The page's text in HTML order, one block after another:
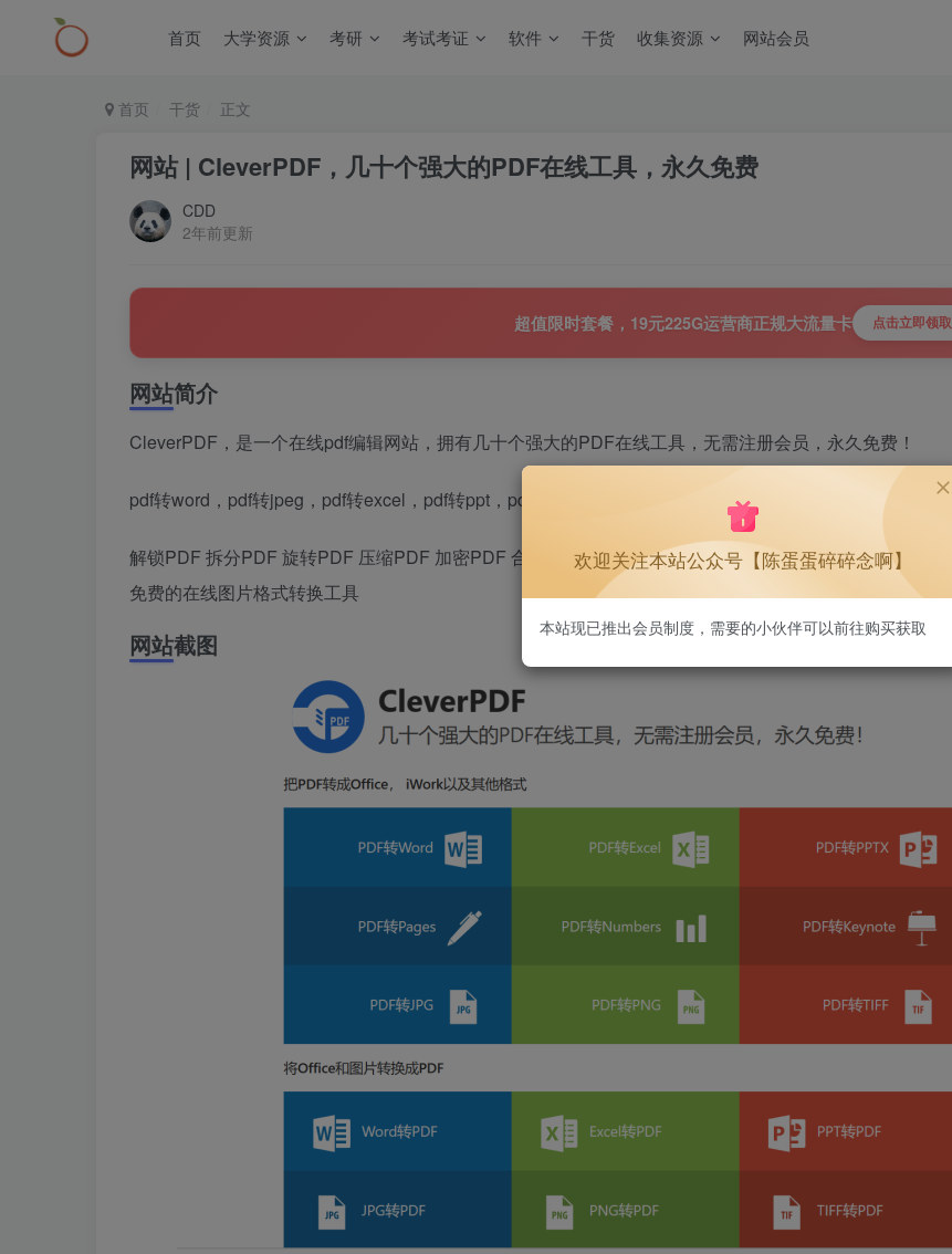
首页 大学资源 考研 考试考证 软件 干货 收集资源 网站会员
首页 干货 正文
网站 | CleverPDF，几十个强大的PDF在线工具，永久免费
CDD
2年前更新
超值限时套餐，19元225G运营商正规大流量卡 点击立即领取
网站简介
CleverPDF，是一个在线pdf编辑网站，拥有几十个强大的PDF在线工具，无需注册会员，永久免费！
pdf转word，pdf转jpeg，pdf转excel，pdf转ppt，pdf转图片，pdf转EPUB，pdf转mobi pdf转换
解锁PDF 拆分PDF 旋转PDF 压缩PDF 加密PDF 合并PDF 添加水印到PDF 删除PDF页面 图片格式转换
免费的在线图片格式转换工具
网站截图
欢迎关注本站公众号【陈蛋蛋碎碎念啊】
本站现已推出会员制度，需要的小伙伴可以前往购买获取